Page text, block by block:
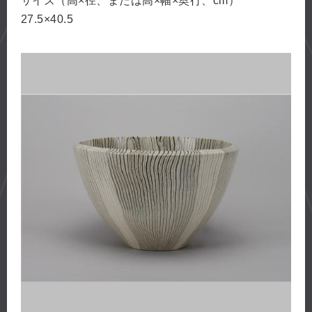
27.5×40.5